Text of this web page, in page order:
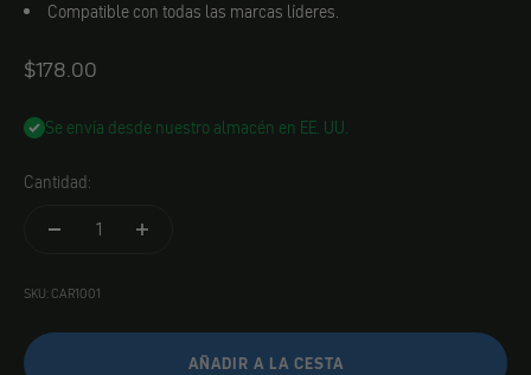
Compatible con todas las marcas líderes.
Angebot
$178.00
Se envía desde nuestro almacén en EE. UU.
Cantidad:
SKU: CAR1001
AÑADIR A LA CESTA